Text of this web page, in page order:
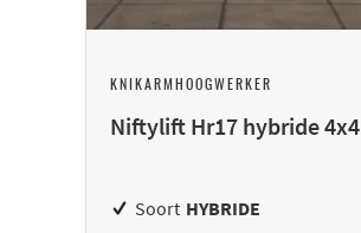
KNIKARMHOOGWERKER
Niftylift Hr17 hybride 4x4
Soort HYBRIDE